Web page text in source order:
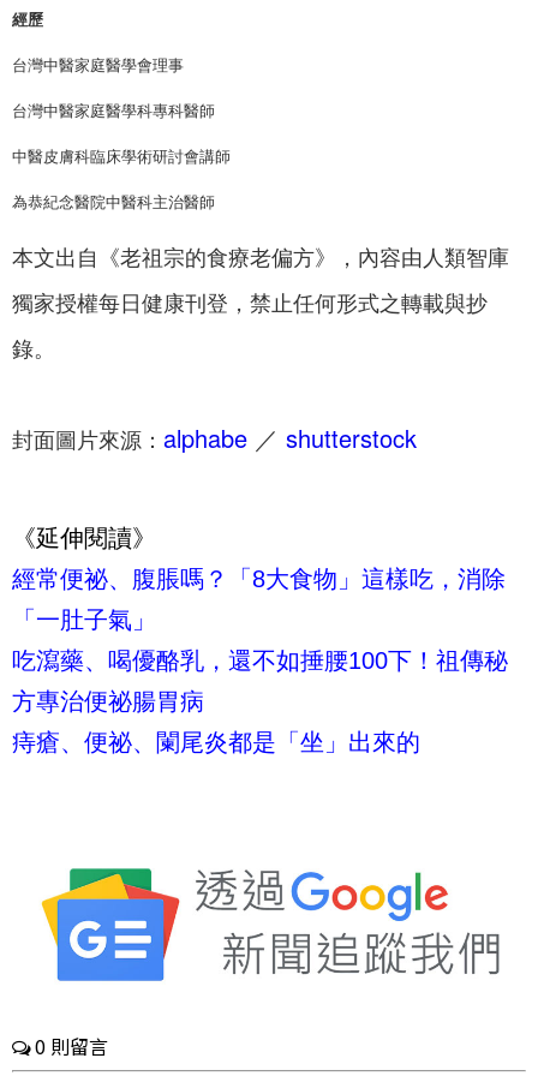
經歷
台灣中醫家庭醫學會理事
台灣中醫家庭醫學科專科醫師
中醫皮膚科臨床學術研討會講師
為恭紀念醫院中醫科主治醫師
本文出自《老祖宗的食療老偏方》，內容由人類智庫
獨家授權每日健康刊登，禁止任何形式之轉載與抄
錄。
封面圖片來源： alphabe ／ shutterstock
《延伸閱讀》
經常便祕、腹脹嗎？「8大食物」這樣吃，消除
「一肚子氣」
吃瀉藥、喝優酪乳，還不如捶腰100下！祖傳秘
方專治便祕腸胃病
痔瘡、便祕、闌尾炎都是「坐」出來的